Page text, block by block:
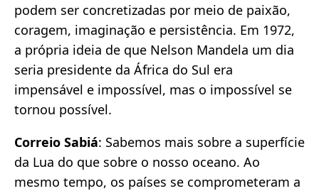
podem ser concretizadas por meio de paixão,
coragem, imaginação e persistência. Em 1972,
a própria ideia de que Nelson Mandela um dia
seria presidente da África do Sul era
impensável e impossível, mas o impossível se
tornou possível.
Correio Sabiá: Sabemos mais sobre a superfície
da Lua do que sobre o nosso oceano. Ao
mesmo tempo, os países se comprometeram a